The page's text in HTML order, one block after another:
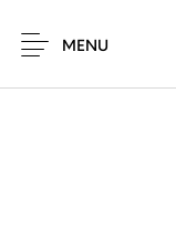
MENU
SALE!